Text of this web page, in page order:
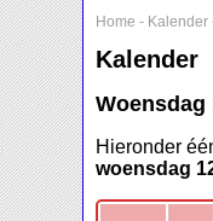
Home - Kalender
Kalender
Woensdag
Hieronder
woensdag